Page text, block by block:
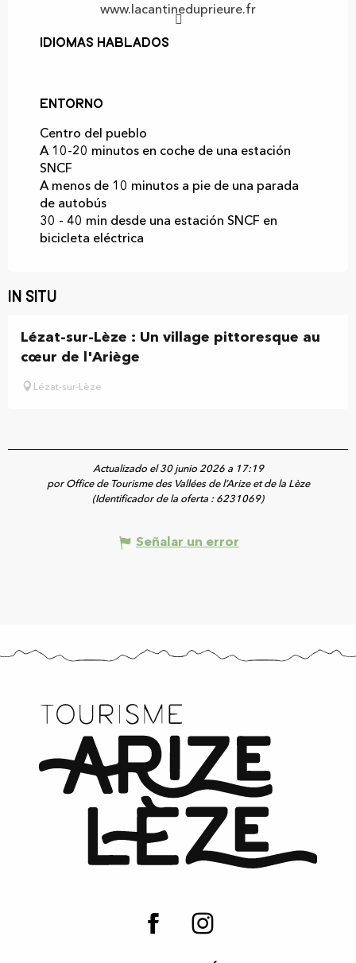
www.lacantineduprieure.fr
Idiomas hablados
Idiomas hablados
Entorno
Entorno
Centro del pueblo
A 10-20 minutos en coche de una estación
SNCF
A menos de 10 minutos a pie de una parada
de autobús
30 - 40 min desde una estación SNCF en
bicicleta eléctrica
In situ
Lézat-sur-Lèze : Un village pittoresque au
cœur de l'Ariège
Lézat-sur-Lèze
Actualizado el 30 junio 2026 a 17:19
por Office de Tourisme des Vallées de l’Arize et de la Lèze
(Identificador de la oferta : 6231069)
Señalar un error